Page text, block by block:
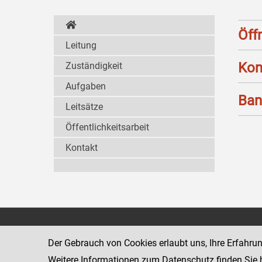
Leitung
Zuständigkeit
Aufgaben
Leitsätze
Öffentlichkeitsarbeit
Kontakt
www.justiz.gv.at/stak
Der Gebrauch von Cookies erlaubt uns, Ihre